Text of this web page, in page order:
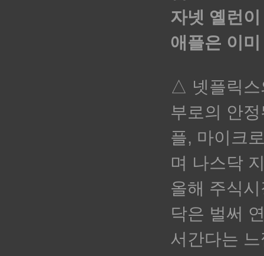
자넷 옐런
애플은 이
△ 넷플릭스
부로의 안
플, 마이크
며 나스닥
올해 주식
닥은 벌써
서간다는